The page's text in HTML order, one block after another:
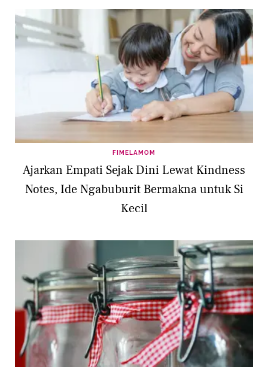
FIMELAMOM
Ajarkan Empati Sejak Dini Lewat Kindness
Notes, Ide Ngabuburit Bermakna untuk Si
Kecil